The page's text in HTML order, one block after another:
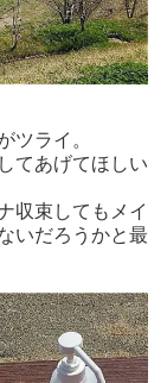
ツライ。
てあげてほしい
収束してもメイ
いだろうかと最